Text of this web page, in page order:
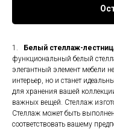
1. Белый стеллаж-
функциональный белый
элегантный элемент мебели
интерьер, но и станет
для хранения вашей
важных вещей. Стеллаж
Стеллаж может быть
соответствовать вашему